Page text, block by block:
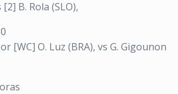
[2] B. Rola (SLO),
[WC] O. Luz (BRA), vs G. Gigounon